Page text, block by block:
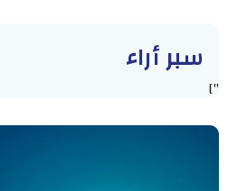
سبر أراء
"]